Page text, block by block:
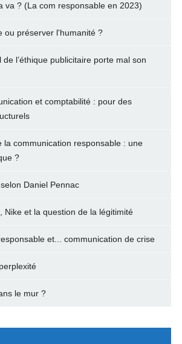
va ? (La com responsable en 2023)
ou préserver l'humanité ?
l’éthique publicitaire porte mal son
et comptabilité : pour des
la communication responsable : une
?
Daniel Pennac
Nike et la question de la légitimité
et... communication de crise
le mur ?